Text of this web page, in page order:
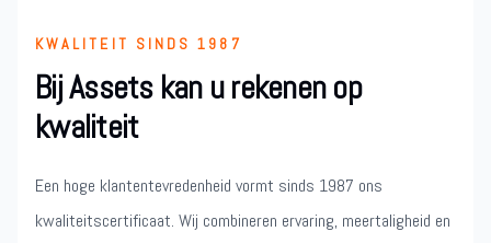
KWALITEIT SINDS 1987
Bij Assets kan u rekenen op
kwaliteit
Een hoge klantentevredenheid vormt sinds 1987 ons
kwaliteitscertificaat. Wij combineren ervaring, meertaligheid en